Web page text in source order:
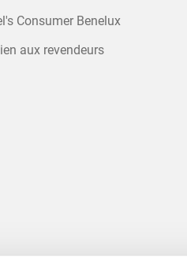
Consumer Benelux
aux revendeurs